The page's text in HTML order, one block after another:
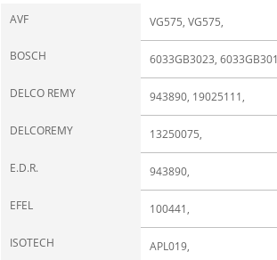
AVF VG575, VG575,
BOSCH 6033GB3023,
DELCO REMY 943890, 19025111,
DELCOREMY 13250075,
E.D.R. 943890,
EFEL 100441,
ISOTECH APL019,